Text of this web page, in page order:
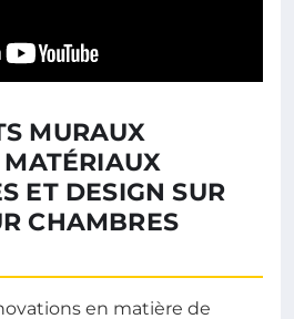
MURAUX
ET DESIGN SUR
CHAMBRES
en matière de